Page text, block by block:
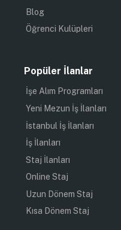
Blog
Öğrenci Kulüpleri
Popüler İlanlar
İşe Alım Programları
Yeni Mezun İş İlanları
İstanbul İş İlanları
İş İlanları
Staj İlanları
Online Staj
Uzun Dönem Staj
Kısa Dönem Staj